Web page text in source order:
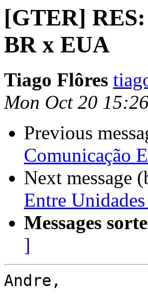
[GTER]
BR x EUA
Tiago Flôres
Mon Oct 20
Previous
Comunicação
Next message
Entre
Messages
]
Andre,